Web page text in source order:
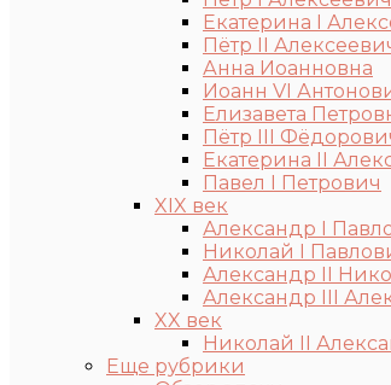
Екатерина I
Пётр II
Анна Иоанновна
Иоанн VI
Елизавета
Пётр III
Екатерина II
Павел I Петрович
XIX век
Александр I
Николай I
Александр II
Александр III
XX век
Николай II
Еще рубрики